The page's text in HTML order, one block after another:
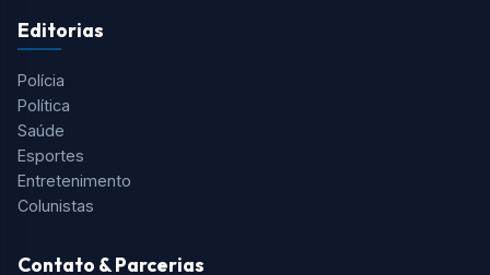
Editorias
Polícia
Política
Saúde
Esportes
Entretenimento
Colunistas
Contato & Parcerias